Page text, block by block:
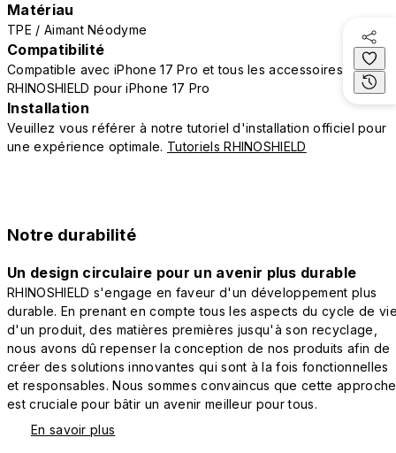
Matériau
TPE / Aimant Néodyme
Compatibilité
Compatible avec iPhone 17 Pro et tous les accessoires
RHINOSHIELD pour iPhone 17 Pro
Installation
Veuillez vous référer à notre tutoriel d'installation officiel pour
une expérience optimale. Tutoriels RHINOSHIELD
Notre durabilité
Un design circulaire pour un avenir plus durable
RHINOSHIELD s'engage en faveur d'un développement plus
durable. En prenant en compte tous les aspects du cycle de
d'un produit, des matières premières jusqu'à son recyclage,
nous avons dû repenser la conception de nos produits afin de
créer des solutions innovantes qui sont à la fois fonctionnelles
et responsables. Nous sommes convaincus que cette approche
est cruciale pour bâtir un avenir meilleur pour tous.
En savoir plus